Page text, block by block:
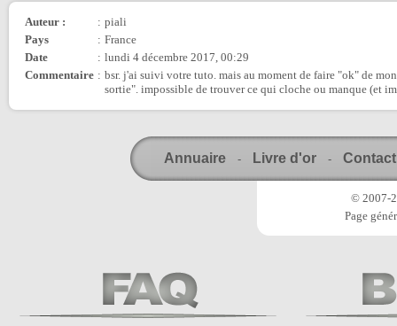
Auteur : : piali
Pays
: France
Date
: lundi 4 décembre 2017, 00:29
Commentaire : bsr. j'ai suivi votre tuto. mais au moment de faire "ok" de
sortie". impossible de trouver ce qui cloche ou manque (et
Annuaire - Livre d'or - Contact
© 2007-
Page